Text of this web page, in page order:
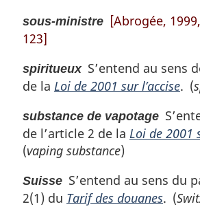
sous-ministre [Abrogée,
123]
spiritueuxS’entend au sens
de la Loi de 2001 sur l’accise. (
substance de vapotage
de l’article 2 de la Loi de 2001
(vaping substance)
Suisse S’entend au sens du
2(1) du Tarif des douanes. (